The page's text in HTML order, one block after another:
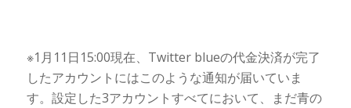
※1月11日15:00現在、Twitter blueの代金決済が完了
したアカウントにはこのような通知が届いていま
す。設定した3アカウントすべてにおいて、まだ青の